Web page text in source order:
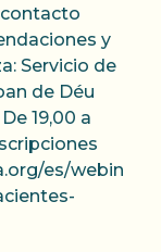
y
Servicio de
de Déu
19,00 a
es/webin